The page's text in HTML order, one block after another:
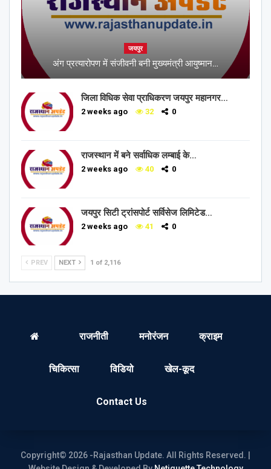
जयपुर
अंग प्रत्यारोपण में संजीवनी बनी मुख्यमंत्री आयुष्मान…
जिला विधिक सेवा प्राधिकरण जयपुर महानगर…
2 weeks ago 32 0
राजस्थान में बने सर्वाधिक लम्बाई के…
2 weeks ago 40 0
जयपुर सिटी ट्रांसपोर्ट सर्विसेज लिमिटेड…
2 weeks ago 41 0
PREV NEXT 1 of 2,116
राजनीती मनोरंजन क्राइम
चिकित्सा विडियो खेल-कूद
Contact Us
Copyright© 2026 -Rajasthan Update. All Rights Reserved. |